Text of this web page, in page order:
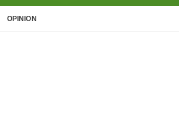
OPINION